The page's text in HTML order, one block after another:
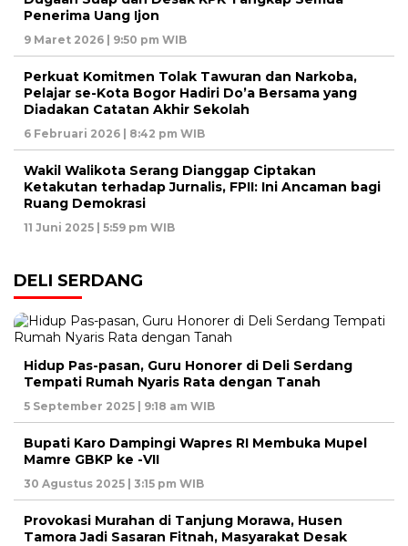
Penerima Uang Ijon
9 Maret 2026 | 9:50 pm WIB
Perkuat Komitmen Tolak Tawuran dan Narkoba,
Pelajar se-Kota Bogor Hadiri Do’a Bersama yang
Diadakan Catatan Akhir Sekolah
6 Februari 2026 | 8:42 pm WIB
Wakil Walikota Serang Dianggap Ciptakan
Ketakutan terhadap Jurnalis, FPII: Ini Ancaman bagi
Ruang Demokrasi
11 Juni 2025 | 5:59 pm WIB
DELI SERDANG
Hidup Pas-pasan, Guru Honorer di Deli Serdang
Tempati Rumah Nyaris Rata dengan Tanah
5 September 2025 | 9:18 am WIB
Bupati Karo Dampingi Wapres RI Membuka Mupel
Mamre GBKP ke -VII
30 Agustus 2025 | 3:15 pm WIB
Provokasi Murahan di Tanjung Morawa, Husen
Tamora Jadi Sasaran Fitnah, Masyarakat Desak